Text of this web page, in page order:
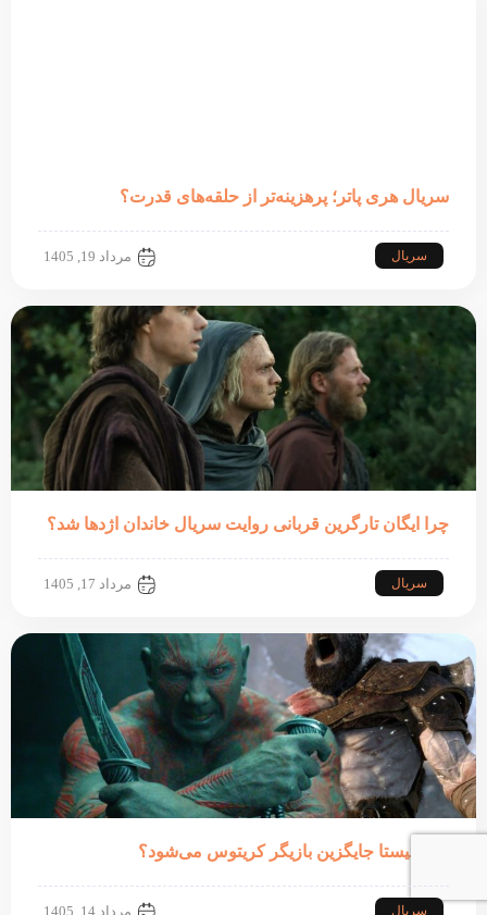
سریال هری پاتر؛ پرهزینه‌تر از حلقه‌های قدرت؟
سریال مرداد 19, 1405
چرا ایگان تارگرین قربانی روایت سریال خاندان اژدها شد؟
سریال مرداد 17, 1405
دیو باتیستا جایگزین بازیگر کریتوس می‌شود؟
سریال مرداد 14, 1405